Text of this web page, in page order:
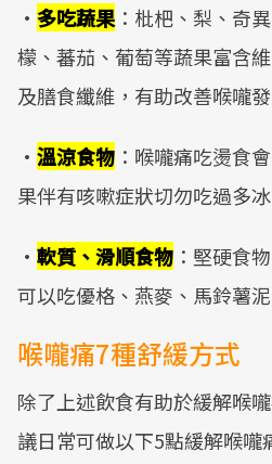
· 多吃蔬果 ：枇杷、梨、奇
檬、蕃茄、葡萄等蔬果富含
及膳食纖維，有助改善喉嚨發
· 溫涼食物 ：喉嚨痛吃燙食
果伴有咳嗽症狀切勿吃過多
· 軟質、滑順食物 ：堅硬食
可以吃優格、燕麥、馬鈴薯
喉嚨痛7種舒緩方式
除了上述飲食有助於緩解喉嚨
議日常可做以下5點緩解喉嚨